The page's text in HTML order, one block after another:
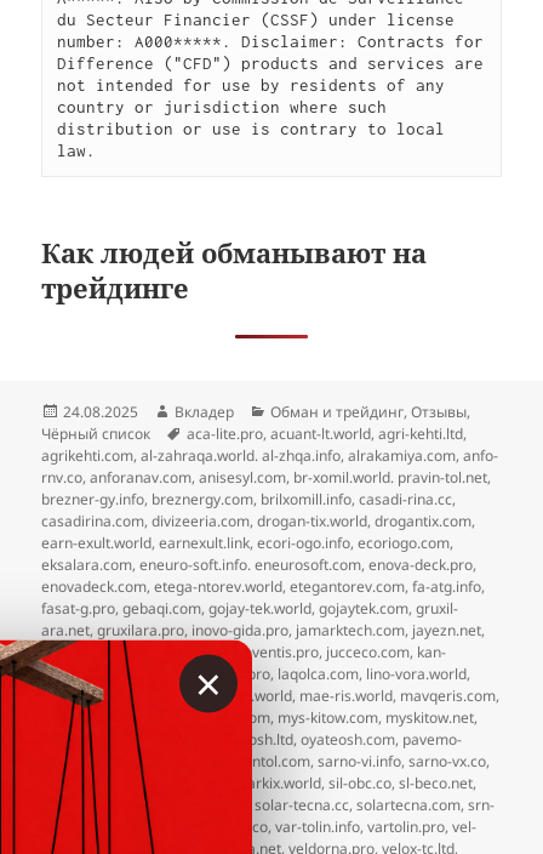
du Secteur Financier (CSSF) under license
number: A000*****. Disclaimer: Contracts for
Difference ("CFD") products and services are
not intended for use by residents of any
country or jurisdiction where such
distribution or use is contrary to local
law.
Как людей обманывают на
трейдинге
Опубликовано
24.08.2025 Автор
Вкладер Рубрики
Обман и трейдинг,Отзывы,
Чёрный список
Метки
aca-lite.pro,acuant-lt.world,agri-kehti.ltd,
agrikehti.com,al-zahraqa.world. al-zhqa.info,alrakamiya.com,anfo-
rnv.co,anforanav.com,anisesyl.com, br-xomil.world. pravin-tol.net,
brezner-gy.info, breznergy.com, brilxomill.info,casadi-rina.cc,
casadirina.com,divizeeria.com,drogan-tix.world,drogantix.com,
earn-exult.world,earnexult.link,ecori-ogo.info,ecoriogo.com,
eksalara.com,eneuro-soft.info. eneurosoft.com,enova-deck.pro,
enovadeck.com,etega-ntorev.world,etegantorev.com,fa-atg.info,
fasat-g.pro,gebaqi.com,gojay-tek.world,gojaytek.com,gruxil-
ara.net,gruxilara.pro, inovo-gida.pro, jamarktech.com, jayezn.net,
jmr-tech.info, joven-tis.world joventis.pro, jucceco.com, kan-
vorx.net
kanvorx.org, laqol-ca.pro, laqolca.com, lino-vora.world,
linovora.com, lra-sf.pro,lyrea-s.world, mae-ris.world, mavqeris.com,
mkt-geleven.pro
mktgeleven.com, mys-kitow.com, myskitow.net,
oc-litix.pro
oculitix.com oyate-osh.ltd,oyateosh.com, pavemo-
kan.pro, pavemokan.com pravintol.com,sarno-vi.info,sarno-vx.co,
sarnovix.com
sharki-x.com sharkix.world,sil-obc.co,sl-beco.net,
slem-otha.world
,solar-tecna.cc,solartecna.com,srn-
vix.world
tilzurvo.com tl-zurvo.co,var-tolin.info,vartolin.pro,vel-
dorna.co
vel-drn.info vel-quara.net,veldorna.pro,velox-tc.ltd,
×